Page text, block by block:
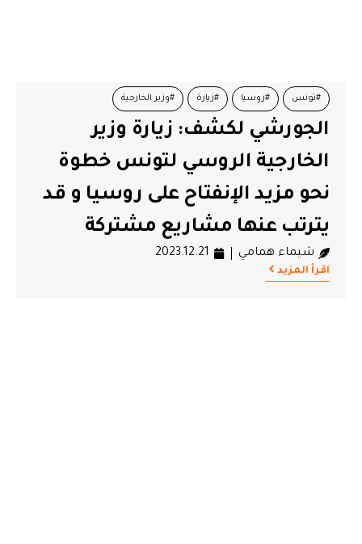
#تونس #روسيا #زيارة #وزير الخارجية
الجورشي لكشف: زيارة وزير
الخارجية الروسي لتونس خطوة
نحو مزيد الإنفتاح على روسيا و قد
يترتب عنها مشاريع مشتركة
شيماء همامي 2023.12.21
اقرأ المزيد